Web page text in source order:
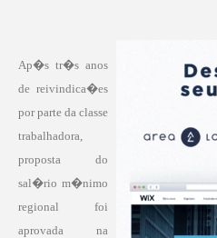
Ap�s tr�s anos
de reivindica�es
por parte da classe
trabalhadora,
proposta do
sal�rio m�nimo
regional foi
aprovada na